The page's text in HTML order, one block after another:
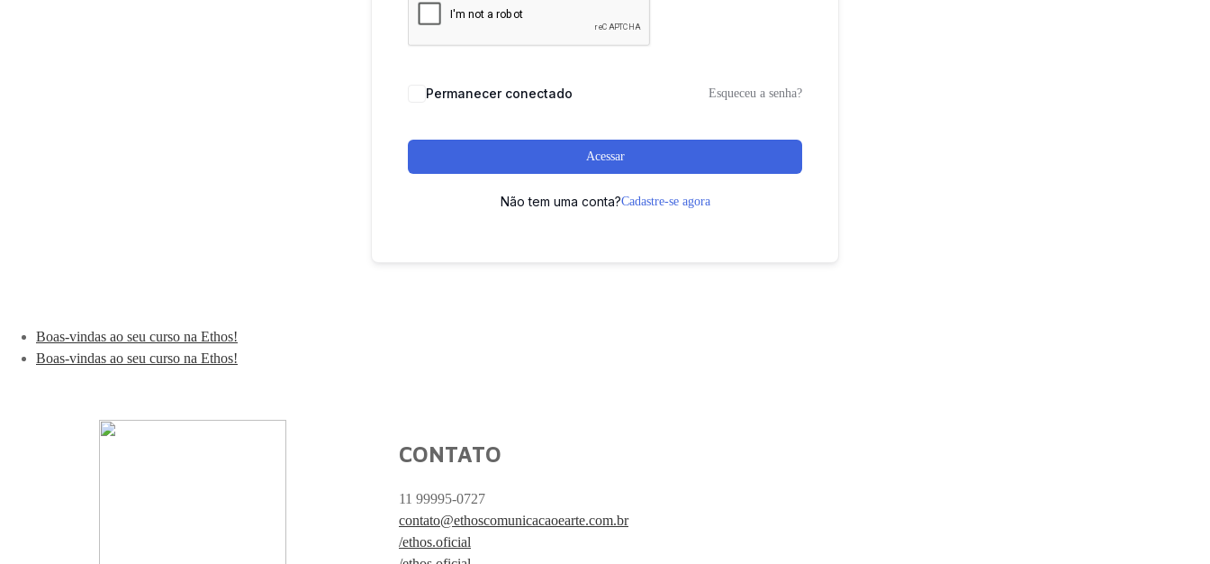
Permanecer conectado Esqueceu a senha?
Acessar
Não tem uma conta?Cadastre-se agora
Boas-vindas ao seu curso na Ethos!
Boas-vindas ao seu curso na Ethos!
CONTATO
11 99995-0727
contato@ethoscomunicacaoearte.com.br
/ethos.oficial